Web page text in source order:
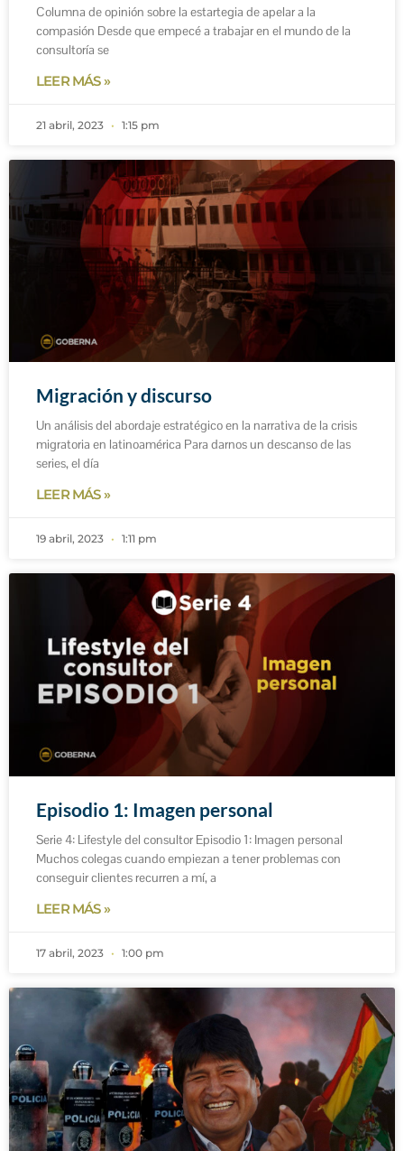
Columna de opinión sobre la estartegia de apelar a la
compasión Desde que empecé a trabajar en el mundo de la
consultoría se
LEER MÁS »
21 abril, 2023 1:15 pm
Migración y discurso
Un análisis del abordaje estratégico en la narrativa de la crisis
migratoria en latinoamérica Para darnos un descanso de las
series, el día
LEER MÁS »
19 abril, 2023 1:11 pm
Episodio 1: Imagen personal
Serie 4: Lifestyle del consultor Episodio 1: Imagen personal
Muchos colegas cuando empiezan a tener problemas con
conseguir clientes recurren a mí, a
LEER MÁS »
17 abril, 2023 1:00 pm